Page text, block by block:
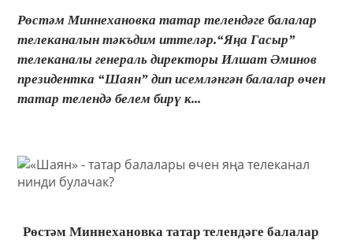
Рөстәм Миннехановка татар телендәге балалар
телеканалын тәкъдим иттеләр.“Яңа Гасыр”
телеканалы генераль директоры Илшат Әминов
президентка “Шаян” дип исемләнгән балалар өчен
татар телендә белем бирү к...
Рөстәм Миннехановка татар телендәге балалар